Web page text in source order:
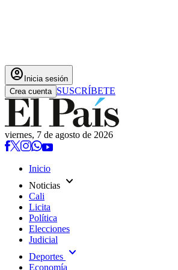
account_circle Inicia sesión
Crea cuenta SUSCRÍBETE
viernes, 7 de agosto de 2026
Inicio
Noticias expand_more
Cali
Licita
Política
Elecciones
Judicial
Deportes expand_more
Economía